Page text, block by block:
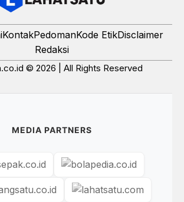
KontakPedomanKode EtikDisclaimer
Redaksi
© 2026 | All Rights Reserved
MEDIA PARTNERS